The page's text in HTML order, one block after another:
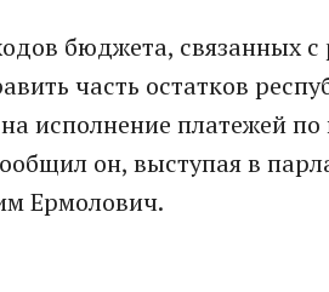
бюджета, связанных с
часть остатков
исполнение платежей
он, выступая в
Ермолович.